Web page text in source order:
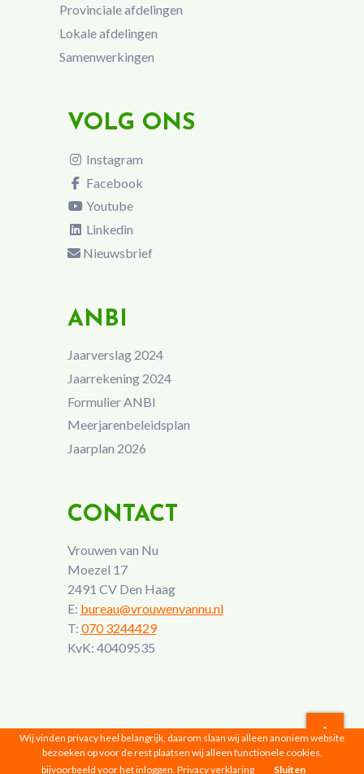
Provinciale afdelingen
Lokale afdelingen
Samenwerkingen
VOLG ONS
Instagram
Facebook
Youtube
Linkedin
Nieuwsbrief
ANBI
Jaarverslag 2024
Jaarrekening 2024
Formulier ANBI
Meerjarenbeleidsplan
Jaarplan 2026
CONTACT
Vrouwen van Nu
Moezel 17
2491 CV Den Haag
E: bureau@vrouwenvannu.nl
T: 070 3244429
KvK: 40409535
Vrouwen van Nu © 2026 |Privacyverklaring
Wij vinden privacy heel belangrijk, daarom slaan wij alleen anoniem website
bezoeken op voor de rest plaatsen wij alleen functionele cookies,
bijvoorbeeld voor het inloggen. Privacy verklaring Sluiten